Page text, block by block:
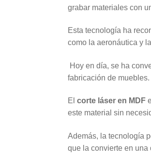
grabar materiales con
Esta tecnología ha
como la aeronáutica y
Hoy en día, se ha
fabricación de muebles.
Elcorte láser en MDF
este material sin
Además, la tecnología
que la convierte en una